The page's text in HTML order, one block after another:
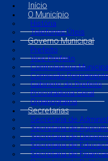
Início
O Município
História
Telefones Úteis
Governo Municipal
Prefeito
Vice Prefeito
Controladoria
Comissão
Gabinete do Prefeito
Procuradoria Geral
Organograma
Secretarias
Secretaria de
Secretaria de
Secretaria de
Secretaria de
Secretaria de